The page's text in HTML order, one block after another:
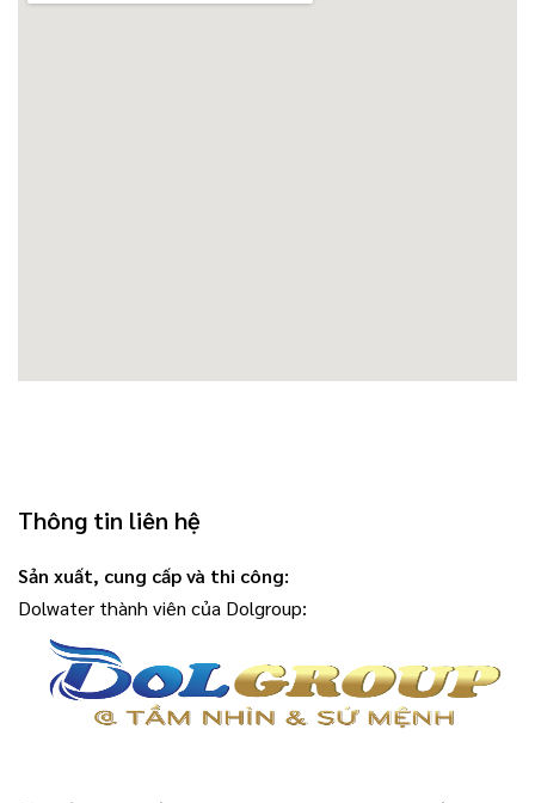
Thông tin liên hệ
Sản xuất, cung cấp và thi công:
Dolwater thành viên của Dolgroup: